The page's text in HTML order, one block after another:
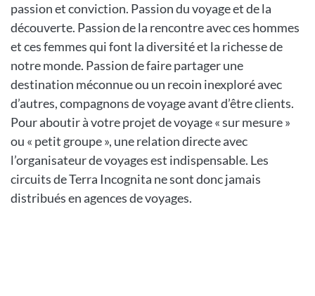
passion et conviction. Passion du voyage et de la
découverte. Passion de la rencontre avec ces hommes
et ces femmes qui font la diversité et la richesse de
notre monde. Passion de faire partager une
destination méconnue ou un recoin inexploré avec
d’autres, compagnons de voyage avant d’être clients.
Pour aboutir à votre projet de voyage « sur mesure »
ou « petit groupe », une relation directe avec
l’organisateur de voyages est indispensable. Les
circuits de Terra Incognita ne sont donc jamais
distribués en agences de voyages.